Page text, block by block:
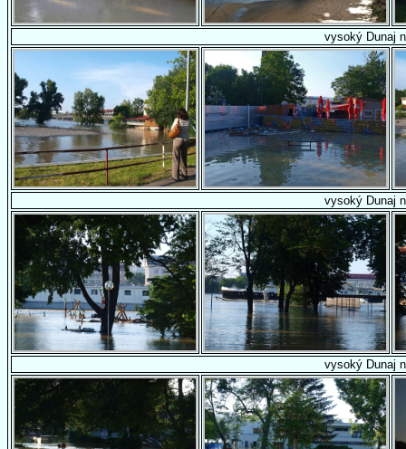
vysoký Dunaj
vysoký Dunaj
vysoký Dunaj